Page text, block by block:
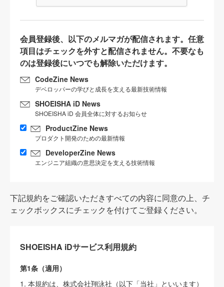
会員登録後、以下のメルマガが配信されます。任意
項目はチェックを外すと配信されません。不要なも
のは登録後にいつでも解除いただけます。
CodeZine News
デベロッパーの学びと成長を支える最新技術情報
SHOEISHA iD News
SHOEISHA iD 会員全体に対するお知らせ
ProductZine News
プロダクト開発のための最新情報
DeveloperZine News
エンジニア組織の意思決定を支える技術情報
下記規約をご確認いただきすべての内容に同意の上、チ
ェックボックスにチェックを付けてご登録ください。
SHOEISHA iDサービス利用規約
第1条（適用）
1. 本規約は、株式会社翔泳社（以下「当社」といいます）